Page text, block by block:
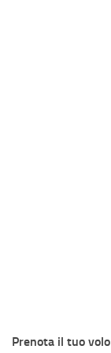
Prenota il tuo volo